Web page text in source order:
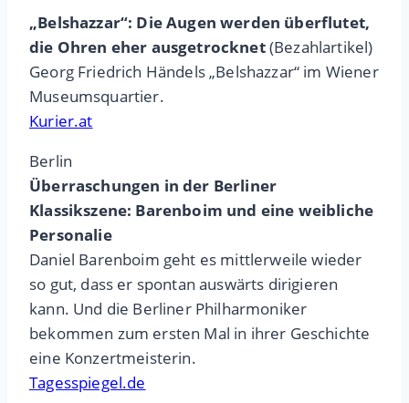
„Belshazzar“: Die Augen werden überflutet,
die Ohren eher ausgetrocknet(Bezahlartikel)
Georg Friedrich Händels „Belshazzar“ im Wiener
Museumsquartier.
Kurier.at
Berlin
Überraschungen in der Berliner
Klassikszene: Barenboim und eine weibliche
Personalie
Daniel Barenboim geht es mittlerweile wieder
so gut, dass er spontan auswärts dirigieren
kann. Und die Berliner Philharmoniker
bekommen zum ersten Mal in ihrer Geschichte
eine Konzertmeisterin.
Tagesspiegel.de